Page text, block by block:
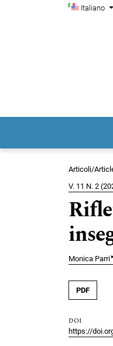
Salta al menu principale di
Salta al contenuto principale
Salta al piè di pagina del sito
Cambia
Italiano
Menu
Articoli/
V. 11 N. 2
Monica Parri
PDF
DOI
https://